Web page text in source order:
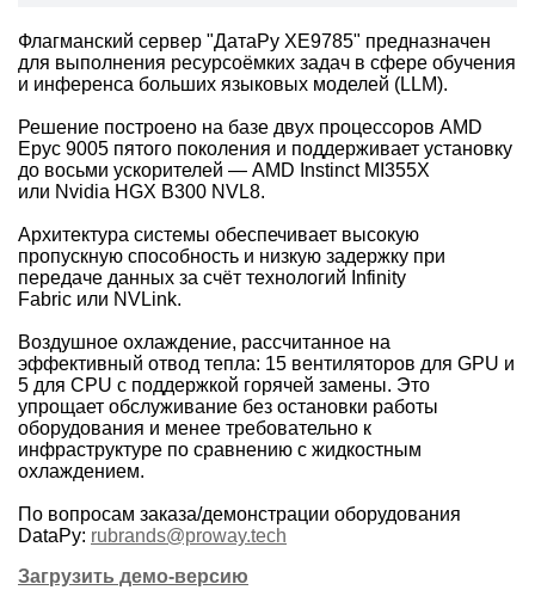
Флагманский сервер "ДатаРу ХЕ9785" предназначен
для выполнения ресурсоёмких задач в сфере обучения
и инференса больших языковых моделей (LLM).
Решение построено на базе двух процессоров AMD
Epyc 9005 пятого поколения и поддерживает установку
до восьми ускорителей — AMD Instinct MI355X
или Nvidia HGX B300 NVL8.
Архитектура системы обеспечивает высокую
пропускную способность и низкую задержку при
передаче данных за счёт технологий Infinity
Fabric или NVLink.
Воздушное охлаждение, рассчитанное на
эффективный отвод тепла: 15 вентиляторов для GPU и
5 для CPU с поддержкой горячей замены. Это
упрощает обслуживание без остановки работы
оборудования и менее требовательно к
инфраструктуре по сравнению с жидкостным
охлаждением.
По вопросам заказа/демонстрации оборудования
DataРу: rubrands@proway.tech
Загрузить демо-версию